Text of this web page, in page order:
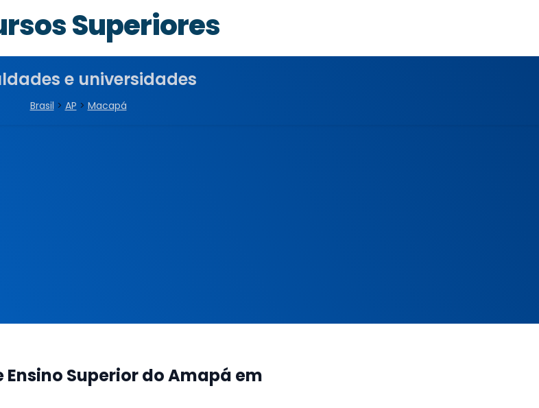
Superiores
e universidades
Brasil > AP > Macapá
Ensino Superior do Amapá em